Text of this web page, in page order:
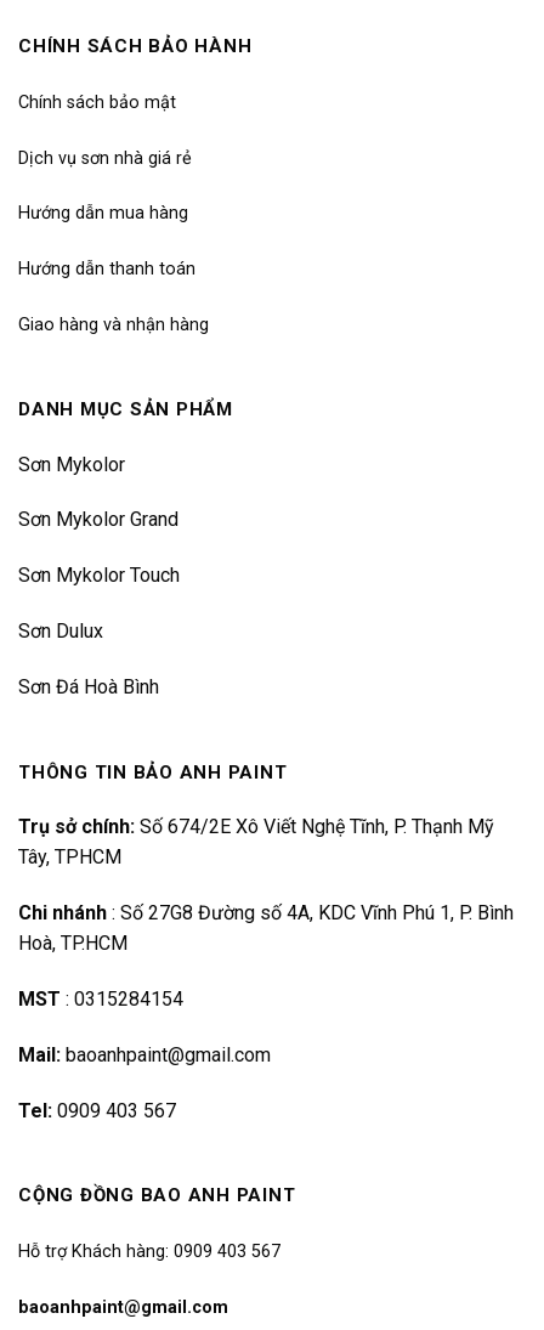
CHÍNH SÁCH BẢO HÀNH
Chính sách bảo mật
Dịch vụ sơn nhà giá rẻ
Hướng dẫn mua hàng
Hướng dẫn thanh toán
Giao hàng và nhận hàng
DANH MỤC SẢN PHẨM
Sơn Mykolor
Sơn Mykolor Grand
Sơn Mykolor Touch
Sơn Dulux
Sơn Đá Hoà Bình
THÔNG TIN BẢO ANH PAINT
Trụ sở chính: Số 674/2E Xô Viết Nghệ Tĩnh, P. Thạnh Mỹ
Tây, TPHCM
Chi nhánh : Số 27G8 Đường số 4A, KDC Vĩnh Phú 1, P. Bình
Hoà, TP.HCM
MST : 0315284154
Mail: baoanhpaint@gmail.com
Tel: 0909 403 567
CỘNG ĐỒNG BAO ANH PAINT
Hỗ trợ Khách hàng: 0909 403 567
baoanhpaint@gmail.com